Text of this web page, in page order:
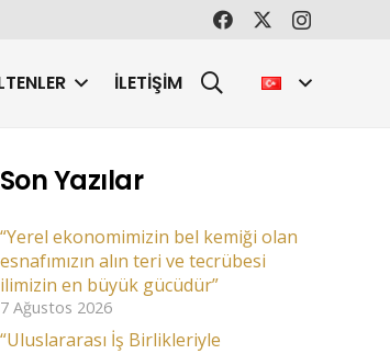
İLETIŞIM
Son Yazılar
“Yerel ekonomimizin bel kemiği olan
esnafımızın alın teri ve tecrübesi
ilimizin en büyük gücüdür”
7 Ağustos 2026
“Uluslararası İş Birlikleriyle